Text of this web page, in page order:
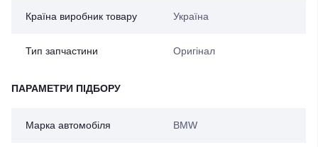
Країна виробник товару Україна
Тип запчастини Оригінал
ПАРАМЕТРИ ПІДБОРУ
Марка автомобіля BMW